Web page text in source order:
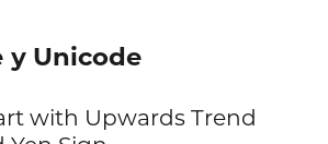
у Unicode
with Upwards Trend